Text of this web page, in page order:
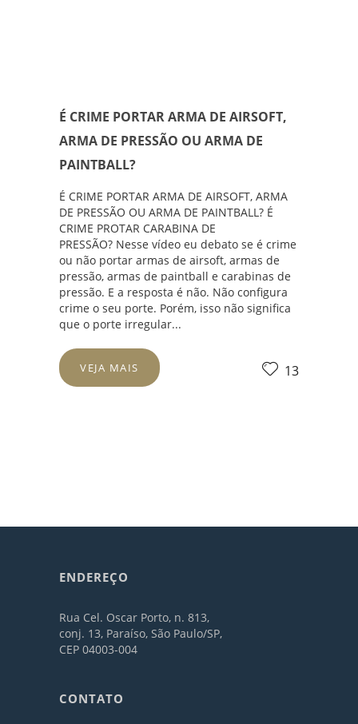
É CRIME PORTAR ARMA DE AIRSOFT,
ARMA DE PRESSÃO OU ARMA DE
PAINTBALL?
É CRIME PORTAR ARMA DE AIRSOFT, ARMA
DE PRESSÃO OU ARMA DE PAINTBALL? É
CRIME PROTAR CARABINA DE
PRESSÃO? Nesse vídeo eu debato se é crime
ou não portar armas de airsoft, armas de
pressão, armas de paintball e carabinas de
pressão. E a resposta é não. Não configura
crime o seu porte. Porém, isso não significa
que o porte irregular...
VEJA MAIS 13
ENDEREÇO
Rua Cel. Oscar Porto, n. 813,
conj. 13, Paraíso, São Paulo/SP,
CEP 04003-004
CONTATO